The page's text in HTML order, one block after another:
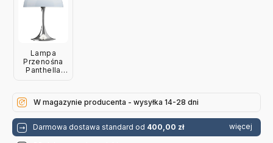
Lampa
Przenośna
Panthella
Szara Louis
Poulsen
W magazynie producenta - wysyłka 14-28 dni
Darmowa dostawa standard od 400,00 zł więcej